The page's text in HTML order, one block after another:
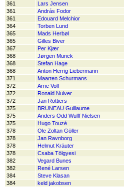
361
Lars Jensen
361
András Fodor
361
Edouard Melchior
364
Torben Lund
365
Mads Herbøl
365
Gilles Biver
367
Per Kjær
368
Jørgen Munck
368
Stefan Hage
368
Anton Herrig Liebermann
371
Maarten Schurmans
372
Arne Volf
372
Ronald Nuiver
372
Jan Rottiers
375
BRUNEAU Guillaume
375
Anders Odd Wulff Nielsen
375
Hugo Touzé
378
Ole Zoltan Göller
378
Jan Ravnborg
378
Helmut Kräuter
378
Csaba Tölgyesi
382
Vegard Bunes
382
René Larsen
384
Steve Klasan
384
keld jakobsen